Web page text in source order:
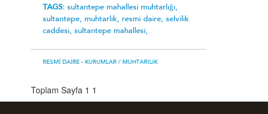
TAGS: sultantepe mahallesi muhtarlığı,
sultantepe, muhtarlık, resmi daire, selvilik
caddesi, sultantepe mahallesi,
RESMI DAIRE - KURUMLAR / MUHTARILIK
Toplam Sayfa 1 1